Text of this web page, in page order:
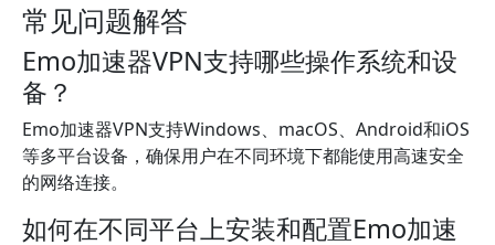
常见问题解答
Emo加速器VPN支持哪些操作系统和设
备？
Emo加速器VPN支持Windows、macOS、Android和iOS
等多平台设备，确保用户在不同环境下都能使用高速安全
的网络连接。
如何在不同平台上安装和配置Emo加速